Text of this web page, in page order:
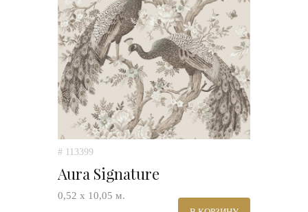
# 113399
Aura Signature
0,52 х 10,05 м.